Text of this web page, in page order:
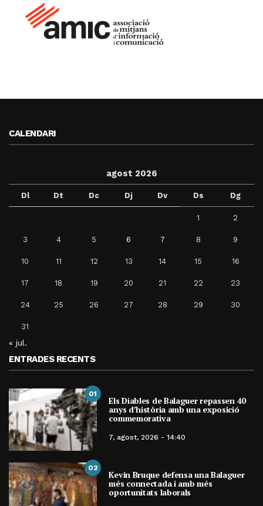
CALENDARI
agost 2026
Dl Dt Dc Dj Dv Ds Dg
1 2
3 4 5 6 7 8 9
10 11 12 13 14 15 16
17 18 19 20 21 22 23
24 25 26 27 28 29 30
31
« jul.
ENTRADES RECENTS
01
Els Diables de Balaguer repassen 40
anys d’història amb una exposició
commemorativa
7, agost, 2026 - 14:40
02
Kevin Bruque defensa una Balaguer
més connectada i amb més
oportunitats laborals